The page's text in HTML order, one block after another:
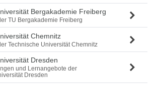
Bergakademie Freiberg
TU Bergakademie Freiberg
Chemnitz
Technische Universität Chemnitz
Dresden
und Lernangebote der
Dresden